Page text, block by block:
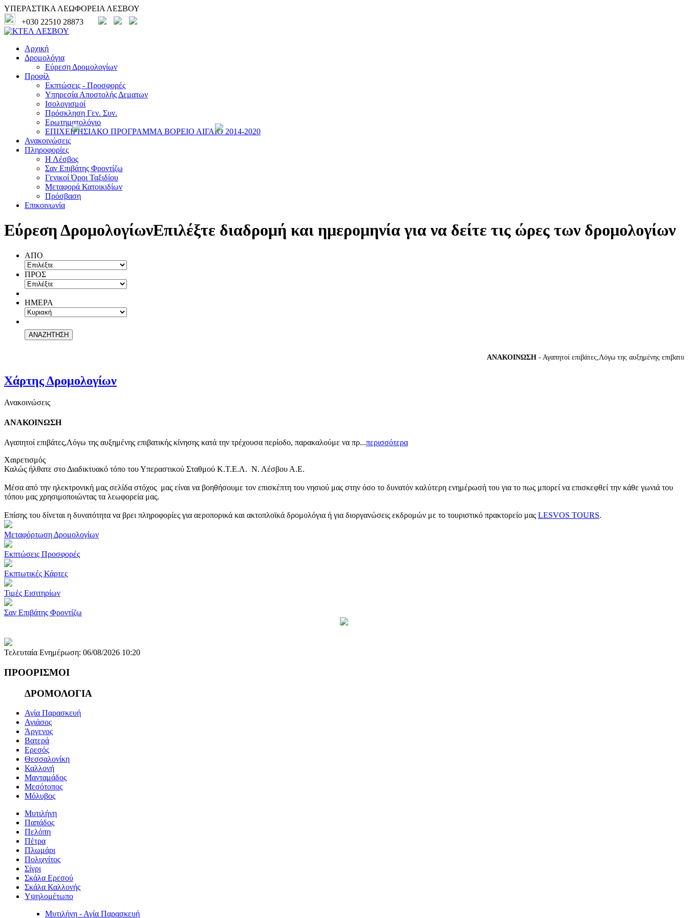
ΥΠΕΡΑΣΤΙΚΑ ΛΕΩΦΟΡΕΙΑ ΛΕΣΒΟΥ
+030 22510 28873
Αρχική
Δρομολόγια
Εύρεση Δρομολογίων
Προφίλ
Εκπτώσεις - Προσφορές
Υπηρεσία Αποστολής Δεματων
Ισολογισμοί
Πρόσκληση Γεν. Συν.
Ερωτηματολόγιο
ΕΠΙΧΕΙΡΗΣΙΑΚΟ ΠΡΟΓΡΑΜΜΑ ΒΟΡΕΙΟ ΑΙΓΑΙΟ 2014-2020
Ανακοινώσεις
Πληροφορίες
Η Λέσβος
Σαν Επιβάτης Φροντίζω
Γενικοί Όροι Ταξιδίου
Μεταφορά Κατοικιδίων
Πρόσβαση
Επικοινωνία
Εύρεση ΔρομολογίωνΕπιλέξτε διαδρομή και ημερομηνία για να δείτε τις ώρες των δρομολογίων
ΑΠΟ
ΠΡΟΣ
ΗΜΕΡΑ
ΑΝΑΚΟΙΝΩΣΗ- Αγαπητοί επιβάτες,Λόγω της αυξημένης επιβατικής
Χάρτης Δρομολογίων
Ανακοινώσεις
ΑΝΑΚΟΙΝΩΣΗ
Αγαπητοί επιβάτες,Λόγω της αυξημένης επιβατικής κίνησης κατά την τρέχουσα περίοδο, παρακαλούμε να πρ...περισσότερα
Χαιρετισμός
Καλώς ήλθατε στο Διαδικτυακό τόπο του Υπεραστικού Σταθμού Κ.Τ.Ε.Λ. Ν. Λέσβου Α.Ε.
Μέσα από την ηλεκτρονική μας σελίδα στόχος μας είναι να βοηθήσουμε τον επισκέπτη του νησιού μας στην όσο το δυνατόν καλύτερη ενημέρωσή του για το πως μπορεί να επισκεφθεί την κάθε γωνιά του
τόπου μας χρησιμοποιώντας τα λεωφορεία μας.
Επίσης του δίνεται η δυνατότητα να βρει πληροφορίες για αεροπορικά και ακτοπλοϊκά δρομολόγια ή για διοργανώσεις εκδρομών με το τουριστικό πρακτορείο μας LESVOS TOURS.
Μεταφόρτωση Δρομολογίων
Εκπτώσεις Προσφορές
Εκπτωτικές Κάρτες
Τιμές Εισιτηρίων
Σαν Επιβάτης Φροντίζω
Τελευταία Ενημέρωση: 06/08/2026 10:20
ΠΡΟΟΡΙΣΜΟΙ
ΔΡΟΜΟΛΟΓΙΑ
Αγία Παρασκευή
Αγιάσος
Άργενος
Βατερά
Ερεσός
Θεσσαλονίκη
Καλλονή
Μανταμάδος
Μεσότοπος
Μόλυβος
Μυτιλήνη
Παπάδος
Πελόπη
Πέτρα
Πλωμάρι
Πολιχνίτος
Σίγρι
Σκάλα Ερεσού
Σκάλα Καλλονής
Υψηλομέτωπο
Μυτιλήνη - Αγία Παρασκευή